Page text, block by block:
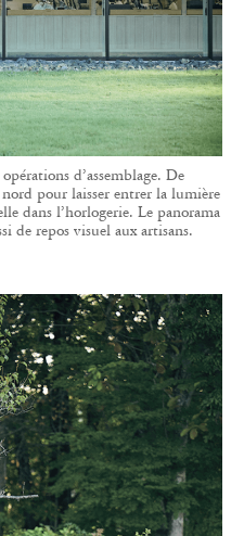
d’assemblage. De
pour laisser entrer la lumière
dans l’horlogerie. Le panorama
de repos visuel aux artisans.